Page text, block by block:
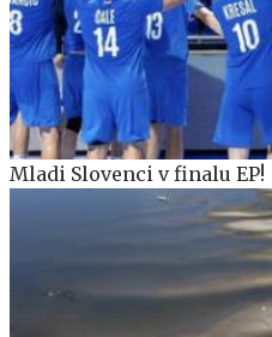
Mladi Slovenci v finalu EP!